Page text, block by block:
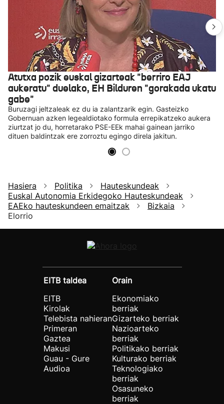
Atutxa pozik euskal gizarteak "berriro EAJ
aukeratu" duelako, EH Bilduren "gorakada ukatu
gabe"
Buruzagi jeltzaleak ez du ia zalantzarik egin. Gasteizko
Gobernuan azken legealdiotako formula errepikatzeko aukera
ziurtzat jo du, horretarako PSE-EEk mahai gainean jarriko
dituen baldintzak ere zorroztu egingo direla jakitun.
Hasiera Politika
Hauteskundeak
Euskal Autonomia Erkidegoko Hauteskundeak
EAEko hauteskundeen emaitzak
Bizkaia
Elorrio
EITB taldea
EITB
Kirolak
Telebista nahieran
Primeran
Gaztea
Makusi
Guau - Gure
Audioa
Orain
Ekonomiako
berriak
Gizarteko berriak
Nazioarteko
berriak
Politikako berriak
Kulturako berriak
Teknologiako
berriak
Osasuneko
berriak